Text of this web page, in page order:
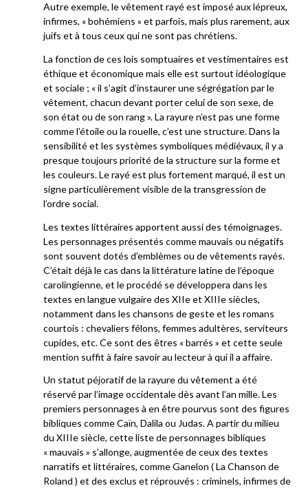
Autre exemple, le vêtement rayé est imposé aux lépreux,
infirmes, « bohémiens » et parfois, mais plus rarement, aux
juifs et à tous ceux qui ne sont pas chrétiens.
La fonction de ces lois somptuaires et vestimentaires est
éthique et économique mais elle est surtout idéologique
et sociale ; « il s’agit d’instaurer une ségrégation par le
vêtement, chacun devant porter celui de son sexe, de
son état ou de son rang ». La rayure n’est pas une forme
comme l’étoile ou la rouelle, c’est une structure. Dans la
sensibilité et les systèmes symboliques médiévaux, il y a
presque toujours priorité de la structure sur la forme et
les couleurs. Le rayé est plus fortement marqué, il est un
signe particulièrement visible de la transgression de
l’ordre social.
Les textes littéraires apportent aussi des témoignages.
Les personnages présentés comme mauvais ou négatifs
sont souvent dotés d’emblèmes ou de vêtements rayés.
C’était déjà le cas dans la littérature latine de l’époque
carolingienne, et le procédé se développera dans les
textes en langue vulgaire des XIIe et XIIIe siècles,
notamment dans les chansons de geste et les romans
courtois : chevaliers félons, femmes adultères, serviteurs
cupides, etc. Ce sont des êtres « barrés » et cette seule
mention suffit à faire savoir au lecteur à qui il a affaire.
Un statut péjoratif de la rayure du vêtement a été
réservé par l’image occidentale dès avant l’an mille. Les
premiers personnages à en être pourvus sont des figures
bibliques comme Caïn, Dalila ou Judas. A partir du milieu
du XIIIe siècle, cette liste de personnages bibliques
« mauvais » s’allonge, augmentée de ceux des textes
narratifs et littéraires, comme Ganelon ( La Chanson de
Roland ) et des exclus et réprouvés : criminels, infirmes de